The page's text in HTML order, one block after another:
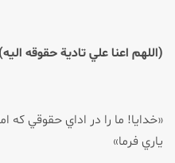
(اللهم اعنا علي تادية حقوقه اليه)
«خدايا! ما را در اداي حقوقي كه
ياري فرما»